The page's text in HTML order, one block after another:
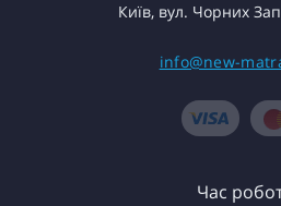
Київ, вул. Чорних
info@new-
Час